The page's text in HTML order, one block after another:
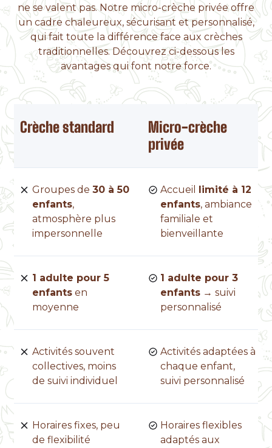
ne se valent pas. Notre micro-crèche privée offre
un cadre chaleureux, sécurisant et personnalisé,
qui fait toute la différence face aux crèches
traditionnelles. Découvrez ci-dessous les
avantages qui font notre force.
Crèche standard
Micro-crèche
privée
Groupes de30 à 50
enfants,
atmosphère plus
impersonnelle
Accueil limité à 12
enfants, ambiance
familiale et
bienveillante
1 adulte pour 5
enfants en
moyenne
1 adulte pour 3
enfants → suivi
personnalisé
Activités souvent
collectives, moins
de suivi individuel
Activités adaptées à
chaque enfant,
suivi personnalisé
Horaires fixes, peu
de flexibilité
Horaires flexibles
adaptés aux